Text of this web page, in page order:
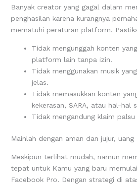
Banyak creator yang gagal dalam
penghasilan karena kurangnya
mematuhi peraturan platform.
Tidak mengunggah konten
platform lain tanpa izin.
Tidak menggunakan musik
jelas.
Tidak memasukkan konten
kekerasan, SARA, atau hal-hal
Tidak mengandung klaim
Mainlah dengan aman dan jujur,
Meskipun terlihat mudah, namun
tepat untuk Kamu yang baru
Facebook Pro. Dengan strategi di